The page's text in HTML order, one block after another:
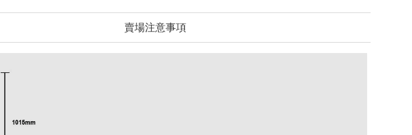
賣場注意事項